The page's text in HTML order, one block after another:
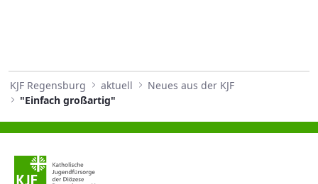
KJF Regensburg aktuell
Neues aus der KJF
"Einfach großartig"